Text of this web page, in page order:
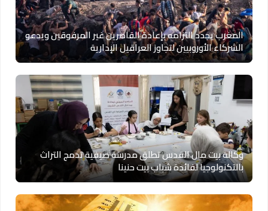
المغرب يجدد التزامه بإعادة القاصرين غير المرفوقين ويدعو
الشركاء الأوروبيين لتجاوز العراقيل الإدارية
وكالة بيت مال القدس تطلق مدرسة صيفية تدمج التراث
بالتكنولوجيا لفائدة شباب بيت حنينا